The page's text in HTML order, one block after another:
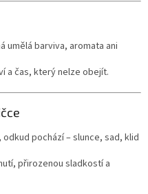
umělá barviva, aromata ani
a čas, který nelze obejít.
pochází – slunce, sad, klid
přirozenou sladkostí a